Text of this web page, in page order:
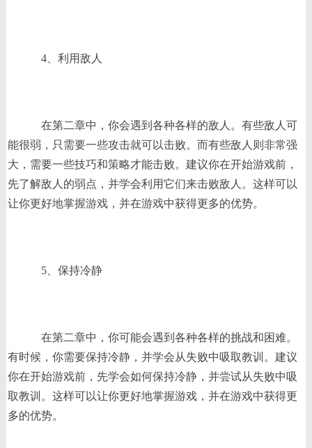
4、利用敌人
在第二章中，你会遇到各种各样的敌人。有些敌人可
能很弱，只需要一些攻击就可以击败。而有些敌人则非常强
大，需要一些技巧和策略才能击败。建议你在开始游戏前，
先了解敌人的弱点，并学会利用它们来击败敌人。这样可以
让你更好地掌握游戏，并在游戏中获得更多的优势。
5、保持冷静
在第二章中，你可能会遇到各种各样的挑战和困难。
有时候，你需要保持冷静，并学会从失败中吸取教训。建议
你在开始游戏前，先学会如何保持冷静，并尝试从失败中吸
取教训。这样可以让你更好地掌握游戏，并在游戏中获得更
多的优势。